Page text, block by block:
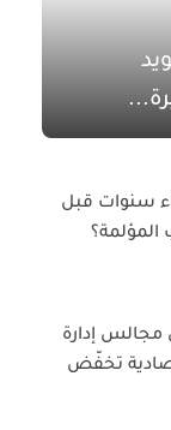
سنوات قبل
المؤلمة؟
مجالس إدارة
تخفّض